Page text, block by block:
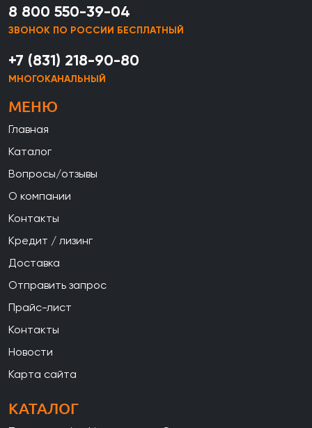
8 800 550-39-04
ЗВОНОК ПО РОССИИ БЕСПЛАТНЫЙ
+7 (831) 218-90-80
МНОГОКАНАЛЬНЫЙ
МЕНЮ
Главная
Каталог
Вопросы/отзывы
О компании
Контакты
Кредит / лизинг
Доставка
Отправить запрос
Прайс-лист
Контакты
Новости
Карта сайта
КАТАЛОГ